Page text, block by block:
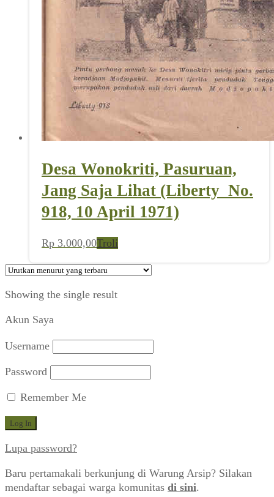
Desa Wonokriti, Pasuruan,
Jang Saja Lihat (Liberty_No.
918, 10 April 1971)
Rp 3.000,00Troli
Showing the single result
Akun Saya
Username
Password
Remember Me
Lupa password?
Baru pertamakali berkunjung di Warung Arsip? Silakan
mendaftar sebagai warga komunitas di sini.